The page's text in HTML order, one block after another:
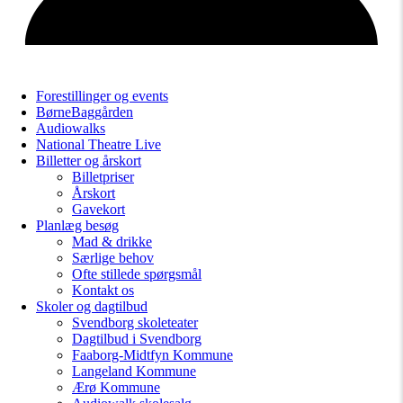
Forestillinger og events
BørneBaggården
Audiowalks
National Theatre Live
Billetter og årskort
Billetpriser
Årskort
Gavekort
Planlæg besøg
Mad & drikke
Særlige behov
Ofte stillede spørgsmål
Kontakt os
Skoler og dagtilbud
Svendborg skoleteater
Dagtilbud i Svendborg
Faaborg-Midtfyn Kommune
Langeland Kommune
Ærø Kommune